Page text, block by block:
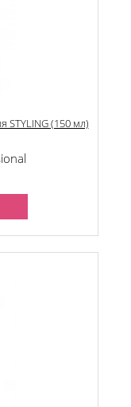
STYLING (150 мл)